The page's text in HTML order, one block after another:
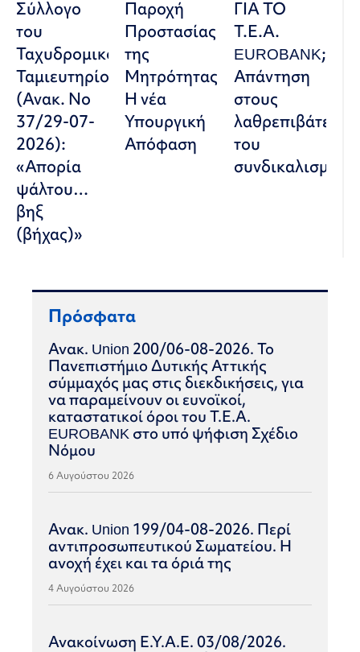
Σύλλογο
του
Ταχυδρομικού
Ταμιευτηρίου»
(Ανακ. Νο
37/29-07-
2026):
«Απορία
ψάλτου…
βηξ
(βήχας)»
Παροχή
Προστασίας
της
Μητρότητας:
Η νέα
Υπουργική
Απόφαση
ΓΙΑ ΤΟ
Τ.Ε.Α.
EUROBANK;
Απάντηση
στους
λαθρεπιβάτες
του
συνδικαλισμού
Πρόσφατα
Ανακ. Union 200/06-08-2026. Το
Πανεπιστήμιο Δυτικής Αττικής
σύμμαχός μας στις διεκδικήσεις, για
να παραμείνουν οι ευνοϊκοί,
καταστατικοί όροι του Τ.Ε.Α.
EUROBANK στο υπό ψήφιση Σχέδιο
Νόμου
6 Αυγούστου 2026
Ανακ. Union 199/04-08-2026. Περί
αντιπροσωπευτικού Σωματείου. Η
ανοχή έχει και τα όριά της
4 Αυγούστου 2026
Ανακοίνωση Ε.Υ.Α.Ε. 03/08/2026.